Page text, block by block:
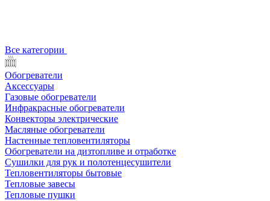
Все категории
Обогреватели
Аксессуары
Газовые обогреватели
Инфракрасные обогреватели
Конвекторы электрические
Масляные обогреватели
Настенные тепловентиляторы
Обогреватели на дизтопливе и отработке
Сушилки для рук и полотенцесушители
Тепловентиляторы бытовые
Тепловые завесы
Тепловые пушки